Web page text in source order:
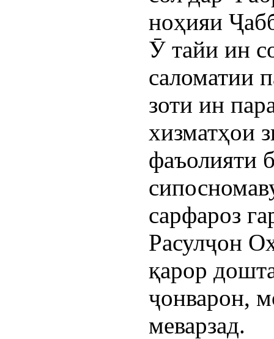
ноҳияи
Ӯ тайи ин
саломатии
зоти ин
хизматҳои
фаъолияти
сарфароз
Расулҷон
қарор
ҷонварон,
меварзад.